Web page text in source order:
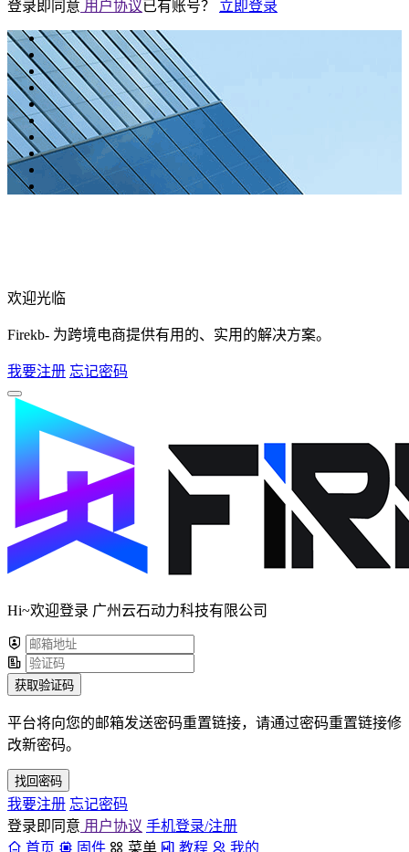
登录即同意 用户协议已有账号？ 立即登录
欢迎光临
Firekb- 为跨境电商提供有用的、实用的解决方案。
我要注册 忘记密码
Hi~欢迎登录 广州云石动力科技有限公司
获取验证码
平台将向您的邮箱发送密码重置链接，请通过密码重置链接修
改新密码。
找回密码
我要注册 忘记密码
登录即同意 用户协议 手机登录/注册
首页
固件 菜单 教程 我的